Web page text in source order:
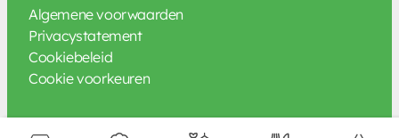
Algemene voorwaarden
Privacystatement
Cookiebeleid
Cookie voorkeuren